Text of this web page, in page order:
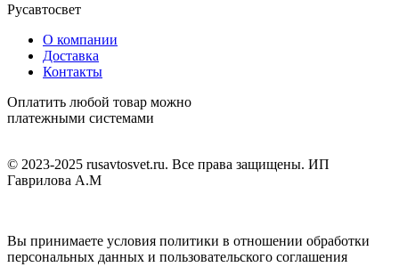
Русавтосвет
О компании
Доставка
Контакты
Оплатить любой товар можно
платежными системами
© 2023-2025 rusavtosvet.ru. Все права защищены. ИП
Гаврилова А.М
Вы принимаете условия политики в отношении обработки
персональных данных и пользовательского соглашения